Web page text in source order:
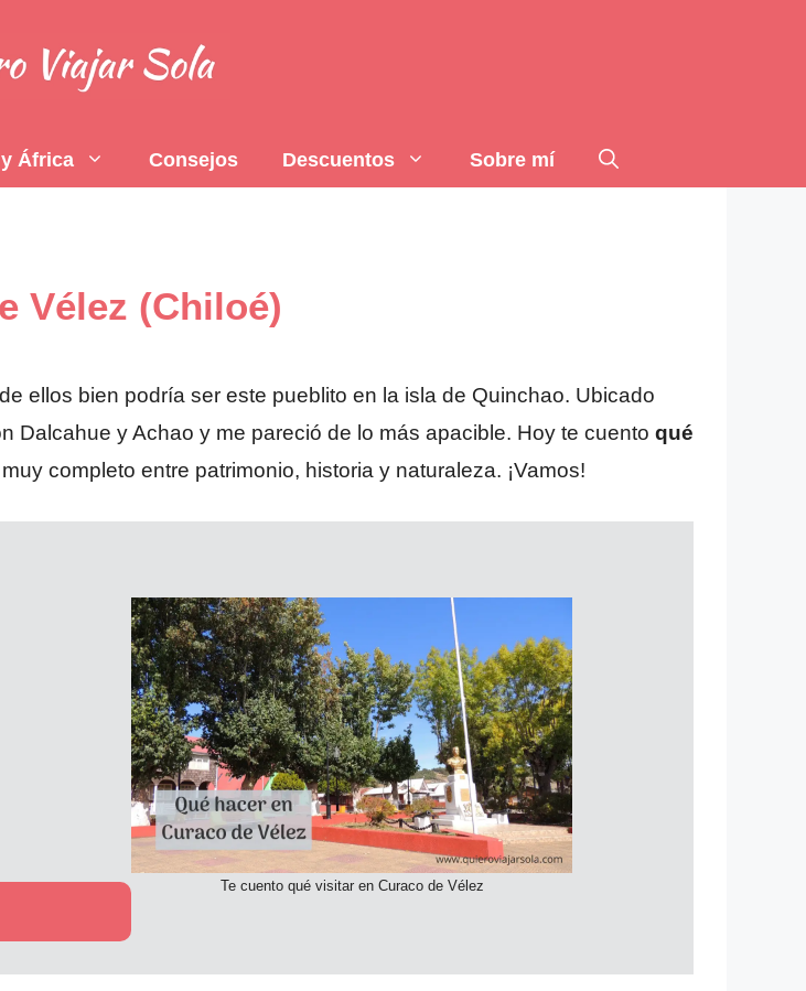
África Consejos Descuentos Sobre mí
Vélez (Chiloé)
ellos bien podría ser este pueblito en la isla de Quinchao. Ubicado
Dalcahue y Achao y me pareció de lo más apacible. Hoy te cuento qué
completo entre patrimonio, historia y naturaleza. ¡Vamos!
Te cuento qué visitar en Curaco de Vélez